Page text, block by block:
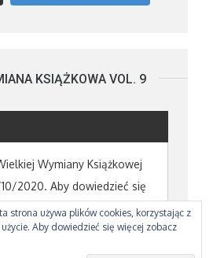
KSIĄŻKOWA VOL. 9
Wymiany Książkowej
2020. Aby dowiedzieć się
o poprzedniej edycjiTUTAJ
strona używa plików cookies, korzystając z
Aby dowiedzieć się więcej zobacz